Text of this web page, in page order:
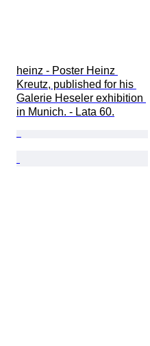
heinz - Poster Heinz
Kreutz, published for his
Galerie Heseler exhibition
in Munich. - Lata 60.